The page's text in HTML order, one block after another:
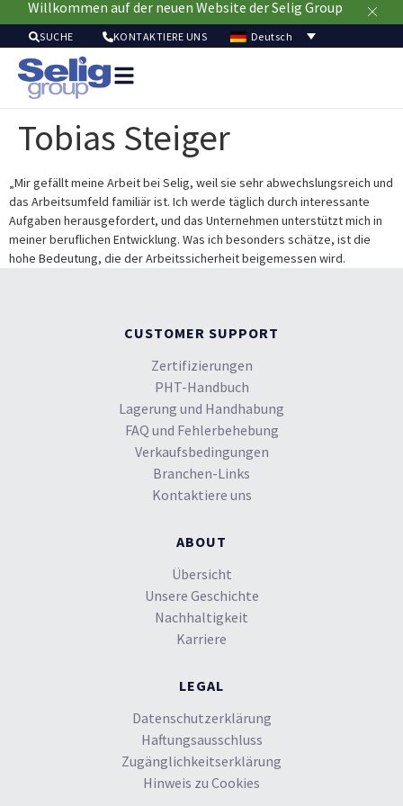
Willkommen auf der neuen Website der Selig Group
SUCHE KONTAKTIERE UNS Deutsch
Tobias Steiger
„Mir gefällt meine Arbeit bei Selig, weil sie sehr abwechslungsreich und
das Arbeitsumfeld familiär ist. Ich werde täglich durch interessante
Aufgaben herausgefordert, und das Unternehmen unterstützt mich in
meiner beruflichen Entwicklung. Was ich besonders schätze, ist die
hohe Bedeutung, die der Arbeitssicherheit beigemessen wird.
CUSTOMER SUPPORT
Zertifizierungen
PHT-Handbuch
Lagerung und Handhabung
FAQ und Fehlerbehebung
Verkaufsbedingungen
Branchen-Links
Kontaktiere uns
ABOUT
Übersicht
Unsere Geschichte
Nachhaltigkeit
Karriere
LEGAL
Datenschutzerklärung
Haftungsausschluss
Zugänglichkeitserklärung
Hinweis zu Cookies